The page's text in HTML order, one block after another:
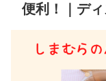
便利！｜デ